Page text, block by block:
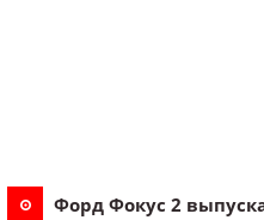
Форд Фокус 2